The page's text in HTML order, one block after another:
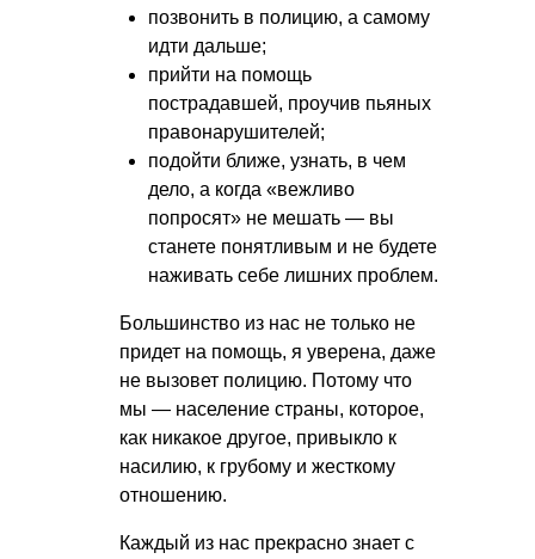
позвонить в полицию, а самому
идти дальше;
прийти на помощь
пострадавшей, проучив пьяных
правонарушителей;
подойти ближе, узнать, в чем
дело, а когда «вежливо
попросят» не мешать — вы
станете понятливым и не будете
наживать себе лишних проблем.
Большинство из нас не только не
придет на помощь, я уверена, даже
не вызовет полицию. Потому что
мы — население страны, которое,
как никакое другое, привыкло к
насилию, к грубому и жесткому
отношению.
Каждый из нас прекрасно знает с